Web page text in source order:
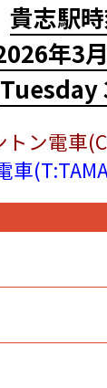
貴志駅
年3
Tuesday
ン電車
車